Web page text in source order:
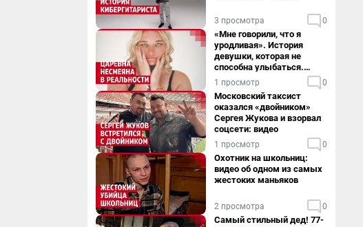
3 просмотра 0
«Мне говорили, что я
уродливая». История
девушки, которая не
способна улыбаться.
Видео
1 просмотр 0
Московский таксист
оказался «двойником»
Сергея Жукова и взорвал
соцсети: видео
1 просмотр 0
Охотник на школьниц:
видео об одном из самых
жестоких маньяков
2 просмотра 0
Самый стильный дед! 77-